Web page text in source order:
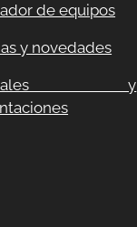
de equipos
y novedades
y